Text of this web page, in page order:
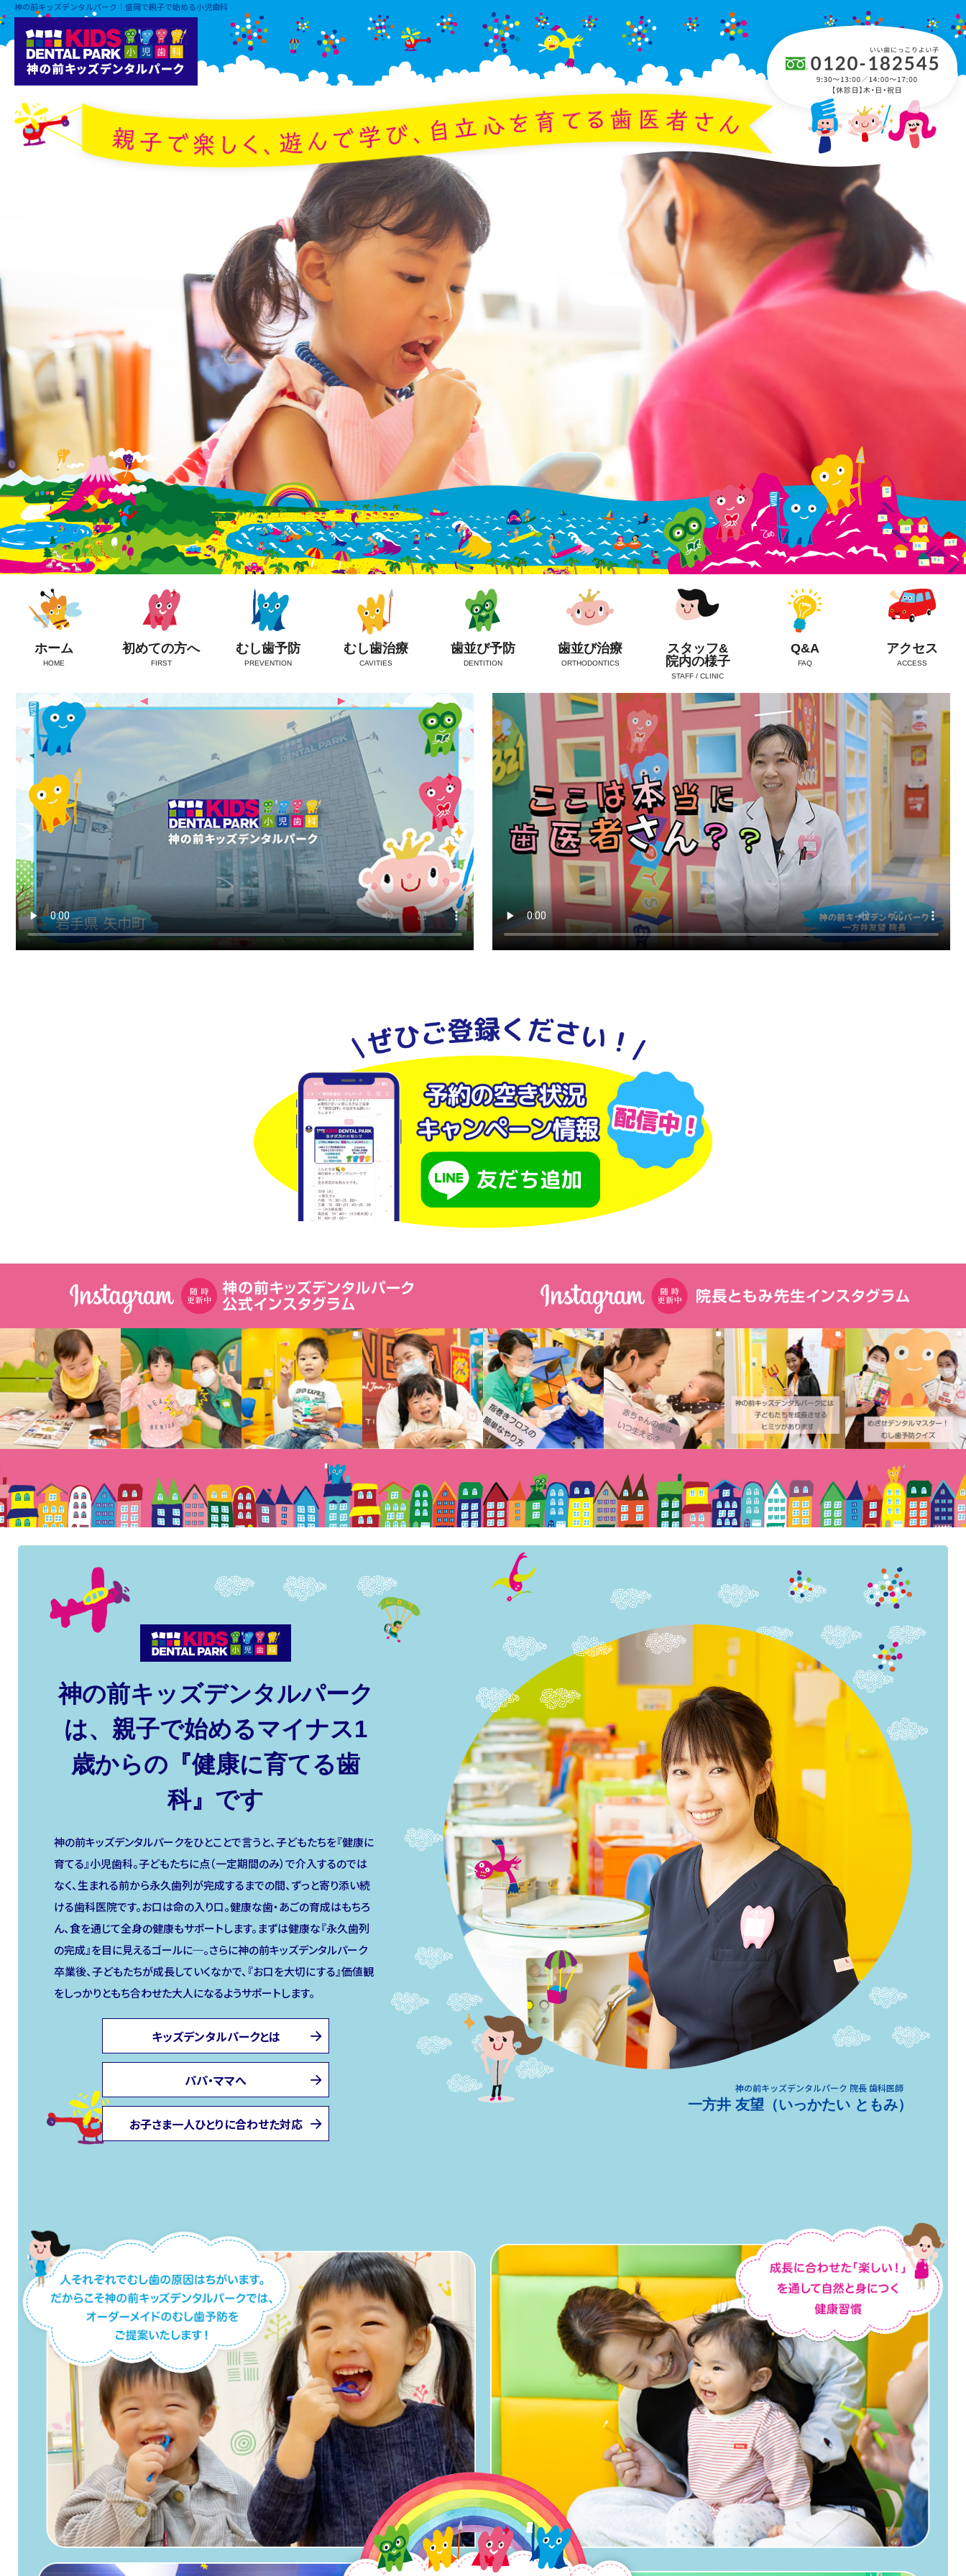
神の前キッズデンタルパーク｜盛岡で親子で始める小児歯科
ホーム
HOME
初めての方へ
FIRST
むし歯予防
PREVENTION
むし歯治療
CAVITIES
歯並び予防
DENTITION
歯並び治療
ORTHODONTICS
スタッフ&
院内の様子
STAFF / CLINIC
Q&A
FAQ
アクセス
ACCESS
神の前キッズデンタルパーク
は、親子で始めるマイナス1
歳からの『健康に育てる歯
科』です
神の前キッズデンタルパークをひとことで言うと、子どもたちを『健康に
育てる』小児歯科。子どもたちに点（一定期間のみ）で介入するのでは
なく、生まれる前から永久歯列が完成するまでの間、ずっと寄り添い続
ける歯科医院です。お口は命の入り口。健康な歯・あごの育成はもちろ
ん、食を通じて全身の健康もサポートします。まずは健康な『永久歯列
の完成』を目に見えるゴールに─。さらに神の前キッズデンタルパーク
卒業後、子どもたちが成長していくなかで、『お口を大切にする』価値観
をしっかりともち合わせた大人になるようサポートします。
キッズデンタルパークとは
パパ・ママへ
お子さま一人ひとりに合わせた対応
神の前キッズデンタルパーク 院長 歯科医師
一方井 友望（いっかたい ともみ）